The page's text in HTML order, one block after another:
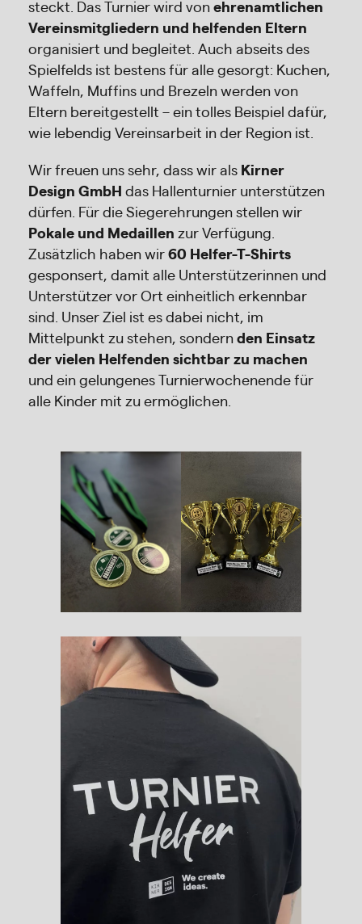
steckt. Das Turnier wird von ehrenamtlichen
Vereinsmitgliedern und helfenden Eltern
organisiert und begleitet. Auch abseits des
Spielfelds ist bestens für alle gesorgt: Kuchen,
Waffeln, Muffins und Brezeln werden von
Eltern bereitgestellt – ein tolles Beispiel dafür,
wie lebendig Vereinsarbeit in der Region ist.
Wir freuen uns sehr, dass wir als Kirner
Design GmbH das Hallenturnier unterstützen
dürfen. Für die Siegerehrungen stellen wir
Pokale und Medaillen zur Verfügung.
Zusätzlich haben wir 60 Helfer-T-Shirts
gesponsert, damit alle Unterstützerinnen und
Unterstützer vor Ort einheitlich erkennbar
sind. Unser Ziel ist es dabei nicht, im
Mittelpunkt zu stehen, sondern den Einsatz
der vielen Helfenden sichtbar zu machen
und ein gelungenes Turnierwochenende für
alle Kinder mit zu ermöglichen.